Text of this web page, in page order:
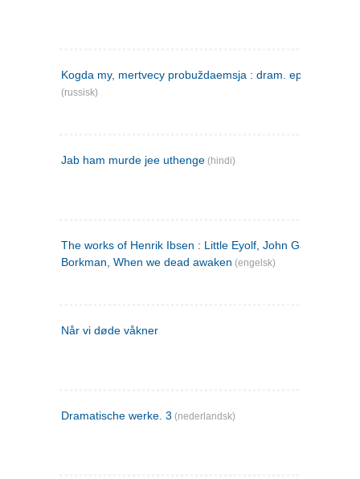
Kogda my, mertvecy probuždaemsja : dram. epilog v 3 d
(russisk)
Jab ham murde jee uthenge (hindi)
The works of Henrik Ibsen : Little Eyolf, John Gabriel
Borkman, When we dead awaken (engelsk)
Når vi døde våkner
Dramatische werke. 3 (nederlandsk)